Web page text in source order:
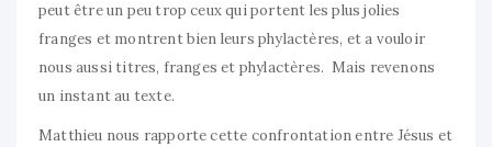
peut être un peu trop ceux qui portent les plus jolies
franges et montrent bien leurs phylactères, et a vouloir
nous aussi titres, franges et phylactères. Mais revenons
un instant au texte.
Matthieu nous rapporte cette confrontation entre Jésus et